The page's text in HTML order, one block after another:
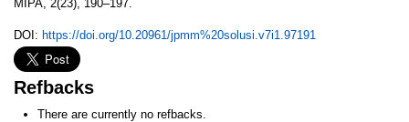
MIPA, 2(23), 190–197.
DOI: https://doi.org/10.20961/jpmm%20solusi.v7i1.97191
Refbacks
There are currently no refbacks.